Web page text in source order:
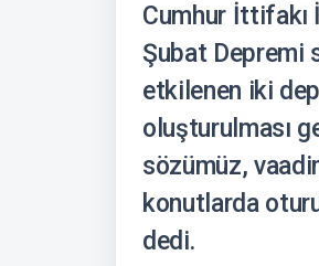
Cumhur İttifakı
Şubat Depremi
etkilenen iki
oluşturulması
sözümüz,
konutlarda
dedi.